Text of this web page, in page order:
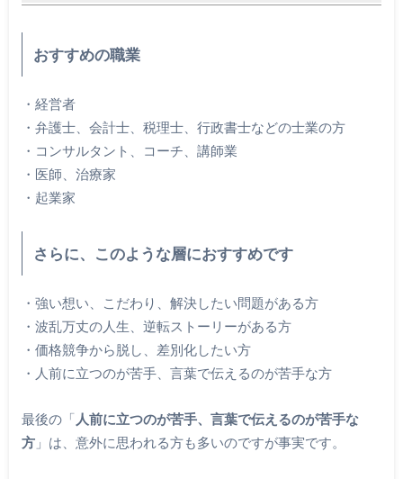
おすすめの職業
・経営者
・弁護士、会計士、税理士、行政書士などの士業の方
・コンサルタント、コーチ、講師業
・医師、治療家
・起業家
さらに、このような層におすすめです
・強い想い、こだわり、解決したい問題がある方
・波乱万丈の人生、逆転ストーリーがある方
・価格競争から脱し、差別化したい方
・人前に立つのが苦手、言葉で伝えるのが苦手な方
最後の「 人前に立つのが苦手、言葉で伝えるのが苦手な
方」は、意外に思われる方も多いのですが事実です。